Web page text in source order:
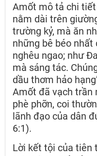
Amốt mô tả chi tiết
nằm dài trên
trường kỷ, mà ăn
những bê béo nhất
nghêu ngao; như
mà sáng tác.
dầu thơm hảo
Amốt đã vạch trần
phè phỡn, coi
lãnh đạo của dân
6:1).
Lời kết tội của tiên